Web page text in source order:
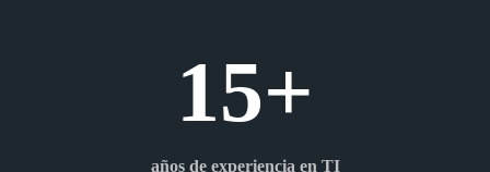
15+
años de experiencia en TI